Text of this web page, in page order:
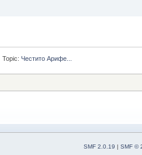
Topic:Честито Арифе...
SMF 2.0.19
SMF ©